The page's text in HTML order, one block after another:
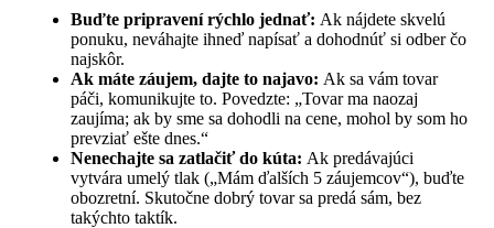
Buďte pripravení rýchlo jednať: Ak nájdete skvelú
ponuku, neváhajte ihneď napísať a dohodnúť si odber čo
najskôr.
Ak máte záujem, dajte to najavo: Ak sa vám tovar
páči, komunikujte to. Povedzte: „Tovar ma naozaj
zaujíma; ak by sme sa dohodli na cene, mohol by som ho
prevziať ešte dnes.“
Nenechajte sa zatlačiť do kúta: Ak predávajúci
vytvára umelý tlak („Mám ďalších 5 záujemcov“), buďte
obozretní. Skutočne dobrý tovar sa predá sám, bez
takýchto taktík.